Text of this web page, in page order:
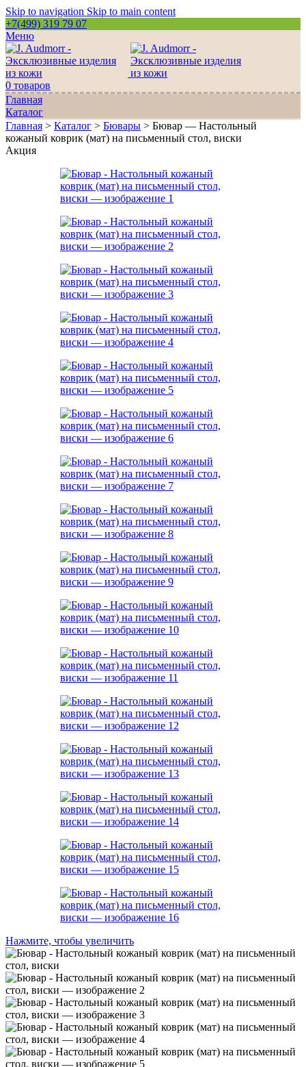
Skip to navigation Skip to main content
+7(499) 319 79 07
Меню
0 товаров
Главная
Каталог
Главная > Каталог > Бювары > Бювар — Настольный
кожаный коврик (мат) на письменный стол, виски
Акция
Нажмите, чтобы увеличить